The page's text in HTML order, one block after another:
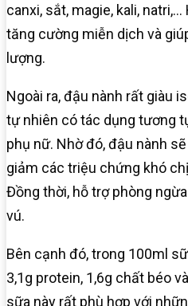
canxi, sắt, magie, kali,
tăng cường miễn dịch và
lượng.
Ngoài ra, đậu nành rất giàu
tự nhiên có tác dụng tương
phụ nữ. Nhờ đó, đậu nành
giảm các triệu chứng khó
Đồng thời, hỗ trợ phòng
vú.
Bên cạnh đó, trong 100ml
3,1g protein, 1,6g chất béo
sữa này rất phù hợp với